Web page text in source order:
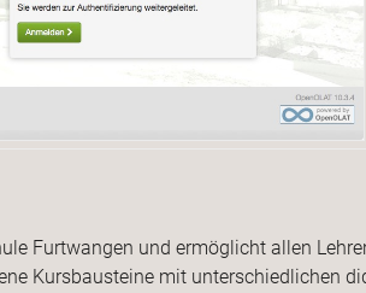
Furtwangen und ermöglicht allen
Kursbausteine mit unterschiedlichen